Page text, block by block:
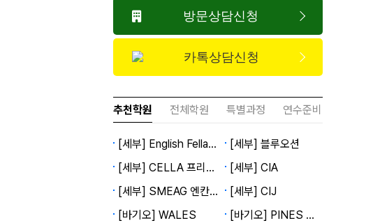
방문상담신청
카톡상담신청
추천학원 전체학원 특별과정 연수준비
[세부] English Fella 2캠퍼스
[세부] 블루오션
[세부] CELLA 프리미엄캠퍼스
[세부] CIA
[세부] SMEAG 엔칸토캠퍼스
[세부] CIJ
[바기오] WALES
[바기오] PINES 메인캠퍼스